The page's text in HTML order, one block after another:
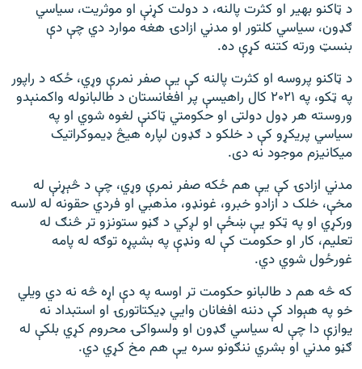
د ټاکنو بهیر او کثرت پالنه، د دولت کړنې او موثریت، سیاسي
ګډون، سیاسي کلتور او مدني ازادۍ هغه موارد دي چې دې
بنسټ ورته کتنه کړې ده.
د ټاکنو پروسه او کثرت پالنه کې یې صفر نمرې وړي، ځکه د راپور
په ټکو، په ۲۰۲۱ کال راهیسې پر افغانستان د طالبانوله واکمنېدو
وروسته هر ډول دولتی او حکومتي ټاکنې لغوه شوي او په
سیاسي پریکړو کې د خلکو د ګډون لپاره هیڅ ډیموکراتیک
میکانیزم موجود نه دی.
مدني ازادۍ کې یې هم ځکه صفر نمرې وړي، چې د څېړنې له
مخې، خلک د ازادو خبرو، غونډو، مذهبي او فردي حقونه له لاسه
ورکړي او په ټکو یې ښځې او لږکي د ګڼو ستونزو تر څنګ له
تعلیم، کار او حکومت کې له ونډې په بشپړه توګه له پامه
غورځول شوي دي.
که څه هم د طالبانو حکومت تر اوسه په دې اړه څه نه دي ویلي
خو په هېواد کې دننه افغانان وایي ډیکتاتورۍ او استبداد نه
یوازې دا چې له سیاسي ګډون او ولسواکۍ محروم کړي بلکې له
ګڼو مدني او بشري ننګونو سره یې هم مخ کړي دي.